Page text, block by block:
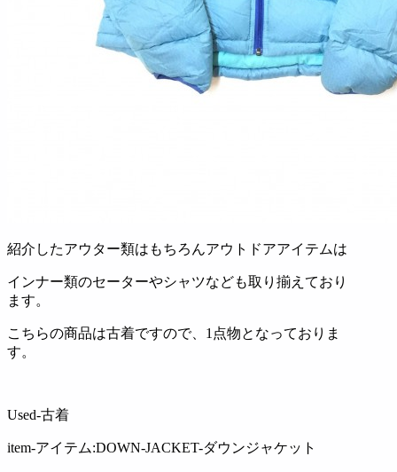
紹介したアウター類はもちろんアウトドアアイテムは
インナー類のセーターやシャツなども取り揃えており
ます。
こちらの商品は古着ですので、1点物となっておりま
す。
Used-古着
item-アイテム:DOWN-JACKET-ダウンジャケット